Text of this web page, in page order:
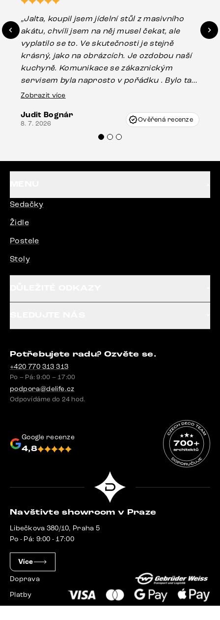
„Jalta, koupil jsem jídelní stůl z masivního
akátu, chvíli jsem na něj musel čekat, ale
vyplatilo se to. Ve skutečnosti je stejně
krásný, jako na obrázcích. Je ozdobou naší
kuchyně. Komunikace se zákaznickým
servisem byla naprosto v pořádku . Bylo tam
drobné poškození u nohy stolu, které mohlo
Vincze mi velmi korektně vyšli vstříc.
Doporučuji produkty Delife všem.“
Zobrazit více
Judit Bognár
8. 7. 2026 Ověřená recenze
Sedačky
Židle
Postele
Stoly
Potřebujete radu? Ozvěte se.
+420 770 313 313
Po – Pá: 9:00 – 17:00
podpora@delife.cz
Odpovídáme do 24 hod.
Google recenze
4,8
Navštivte showroom v Praze
Libečkova 380/10, Praha 5
Po - Pá: 9:00 - 17:00
Více
Doprava
Platby